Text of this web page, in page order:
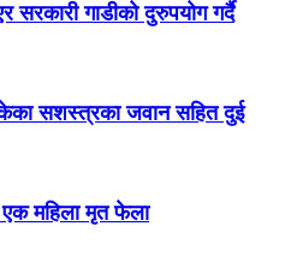
सरकारी गाडीको दुरुपयोग गर्दै
सशस्त्रका जवान सहित दुई
एक महिला मृत फेला